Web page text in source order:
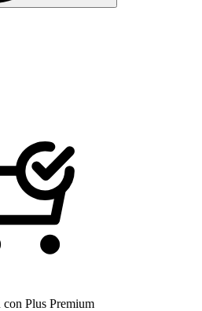
con Plus Premium